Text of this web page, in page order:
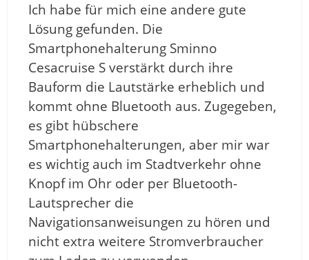
Ich habe für mich eine andere gute
Lösung gefunden. Die
Smartphonehalterung Sminno
Cesacruise S verstärkt durch ihre
Bauform die Lautstärke erheblich und
kommt ohne Bluetooth aus. Zugegeben,
es gibt hübschere
Smartphonehalterungen, aber mir war
es wichtig auch im Stadtverkehr ohne
Knopf im Ohr oder per Bluetooth-
Lautsprecher die
Navigationsanweisungen zu hören und
nicht extra weitere Stromverbraucher